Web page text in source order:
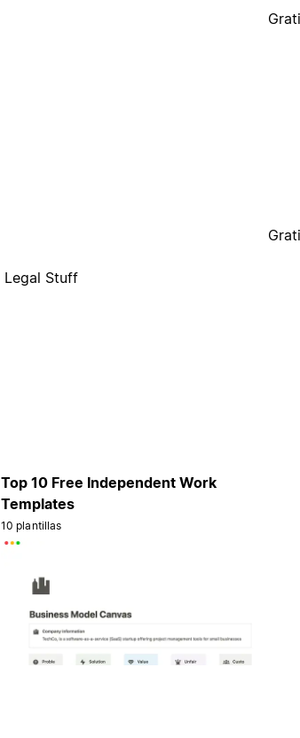
Legal Stuff
Top 10 Free Independent Work
Templates
10 plantillas